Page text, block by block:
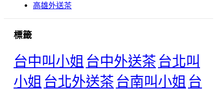
高雄外送茶
標籤
台中叫小姐 台中外送茶 台北叫
小姐 台北外送茶 台南叫小姐 台